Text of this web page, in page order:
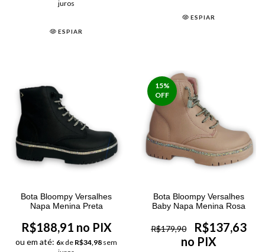
juros
ESPIAR
ESPIAR
Bota Bloompy Versalhes
Napa Menina Preta
R$188,91 no PIX
ou em até: 6x de R$34,98 sem
15%
OFF
Bota Bloompy Versalhes
Baby Napa Menina Rosa
R$179,90
R$137,63
no PIX